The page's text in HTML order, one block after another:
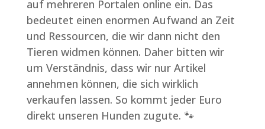
auf mehreren Portalen online ein. Das
bedeutet einen enormen Aufwand an Zeit
und Ressourcen, die wir dann nicht den
Tieren widmen können. Daher bitten wir
um Verständnis, dass wir nur Artikel
annehmen können, die sich wirklich
verkaufen lassen. So kommt jeder Euro
direkt unseren Hunden zugute. 🐾